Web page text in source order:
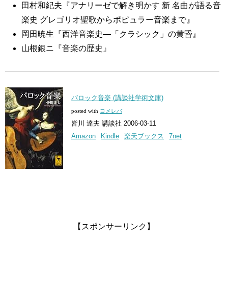
田村和紀夫『アナリーゼで解き明かす 新 名曲が語る音
楽史 グレゴリオ聖歌からポピュラー音楽まで』
岡田暁生『西洋音楽史―「クラシック」の黄昏』
山根銀ニ『音楽の歴史』
バロック音楽 (講談社学術文庫)
posted with ヨメレバ
皆川 達夫 講談社 2006-03-11
Amazon
Kindle 楽天ブックス 7net
【スポンサーリンク】